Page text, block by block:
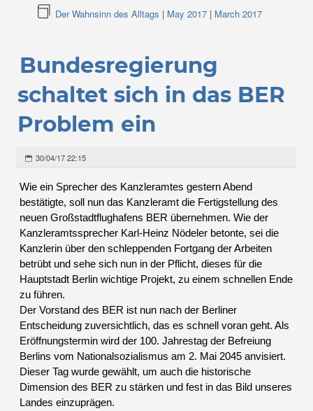
Der Wahnsinn des Alltags | May 2017| March 2017
Bundesregierung
schaltet sich in das BER
Problem ein
30/04/17 22:15
Wie ein Sprecher des Kanzleramtes gestern Abend
bestätigte, soll nun das Kanzleramt die Fertigstellung des
neuen Großstadtflughafens BER übernehmen. Wie der
Kanzleramtssprecher Karl-Heinz Nödeler betonte, sei die
Kanzlerin über den schleppenden Fortgang der Arbeiten
betrübt und sehe sich nun in der Pflicht, dieses für die
Hauptstadt Berlin wichtige Projekt, zu einem schnellen Ende
zu führen.
Der Vorstand des BER ist nun nach der Berliner
Entscheidung zuversichtlich, das es schnell voran geht. Als
Eröffnungstermin wird der 100. Jahrestag der Befreiung
Berlins vom Nationalsozialismus am 2. Mai 2045 anvisiert.
Dieser Tag wurde gewählt, um auch die historische
Dimension des BER zu stärken und fest in das Bild unseres
Landes einzuprägen.